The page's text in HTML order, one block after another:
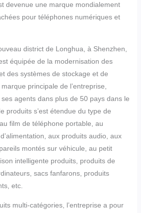
devenue une marque mondialement
pour téléphones numériques et
district de Longhua, à Shenzhen,
équipée de la modernisation des
des systèmes de stockage et de
principale de l’entreprise,
agents dans plus de 50 pays dans le
produits s’est étendue du type de
film de téléphone portable, au
aux produits audio, aux
montés sur véhicule, au petit
intelligente produits, produits de
sacs fanfarons, produits
etc.
multi-catégories, l’entreprise a pour